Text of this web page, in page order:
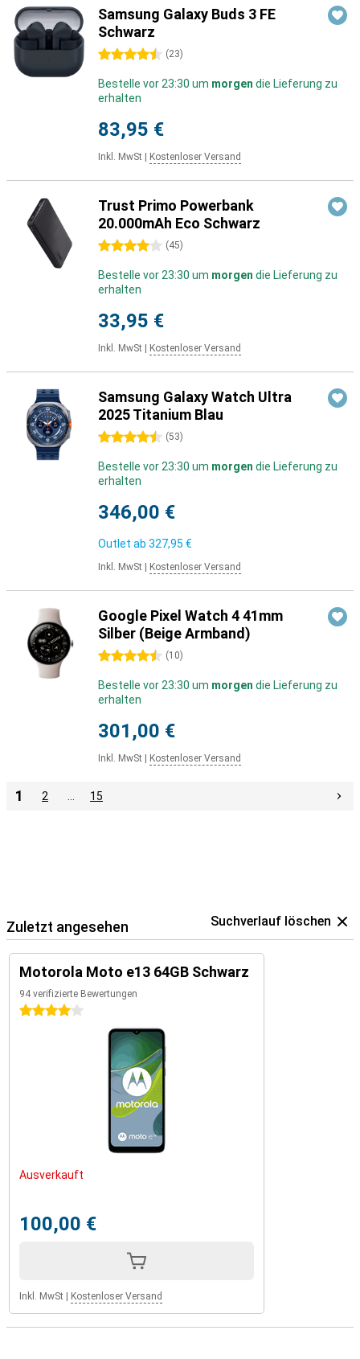
Samsung Galaxy Buds 3 FE
Schwarz
4.5 Sterne (23)
Bestelle vor 23:30 um morgen die Lieferung zu
erhalten
83,95 €
Inkl. MwSt Kostenloser Versand
Trust Primo Powerbank
20.000mAh Eco Schwarz
4 Sterne (45)
Bestelle vor 23:30 um morgen die Lieferung zu
erhalten
33,95 €
Inkl. MwSt Kostenloser Versand
Samsung Galaxy Watch Ultra
2025 Titanium Blau
4.5 Sterne (53)
Bestelle vor 23:30 um morgen die Lieferung zu
erhalten
346,00 €
Outlet ab 327,95 €
Inkl. MwSt Kostenloser Versand
Google Pixel Watch 4 41mm
Silber (Beige Armband)
4.5 Sterne (10)
Bestelle vor 23:30 um morgen die Lieferung zu
erhalten
301,00 €
Inkl. MwSt Kostenloser Versand
1 2 15
Zuletzt angesehen Suchverlauf löschen
Motorola Moto e13 64GB Schwarz
94 verifizierte Bewertungen
4 Sterne
Ausverkauft
100,00 €
Inkl. MwSt Kostenloser Versand